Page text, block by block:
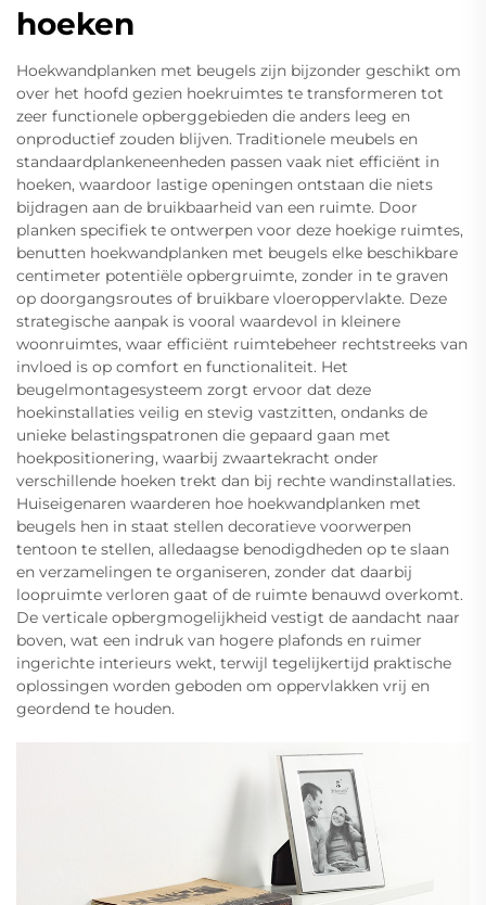
hoeken
Hoekwandplanken met beugels zijn bijzonder geschikt om
over het hoofd gezien hoekruimtes te transformeren tot
zeer functionele opberggebieden die anders leeg en
onproductief zouden blijven. Traditionele meubels en
standaardplankeneenheden passen vaak niet efficiënt in
hoeken, waardoor lastige openingen ontstaan die niets
bijdragen aan de bruikbaarheid van een ruimte. Door
planken specifiek te ontwerpen voor deze hoekige ruimtes,
benutten hoekwandplanken met beugels elke beschikbare
centimeter potentiële opbergruimte, zonder in te graven
op doorgangsroutes of bruikbare vloeroppervlakte. Deze
strategische aanpak is vooral waardevol in kleinere
woonruimtes, waar efficiënt ruimtebeheer rechtstreeks van
invloed is op comfort en functionaliteit. Het
beugelmontagesysteem zorgt ervoor dat deze
hoekinstallaties veilig en stevig vastzitten, ondanks de
unieke belastingspatronen die gepaard gaan met
hoekpositionering, waarbij zwaartekracht onder
verschillende hoeken trekt dan bij rechte wandinstallaties.
Huiseigenaren waarderen hoe hoekwandplanken met
beugels hen in staat stellen decoratieve voorwerpen
tentoon te stellen, alledaagse benodigdheden op te slaan
en verzamelingen te organiseren, zonder dat daarbij
loopruimte verloren gaat of de ruimte benauwd overkomt.
De verticale opbergmogelijkheid vestigt de aandacht naar
boven, wat een indruk van hogere plafonds en ruimer
ingerichte interieurs wekt, terwijl tegelijkertijd praktische
oplossingen worden geboden om oppervlakken vrij en
geordend te houden.